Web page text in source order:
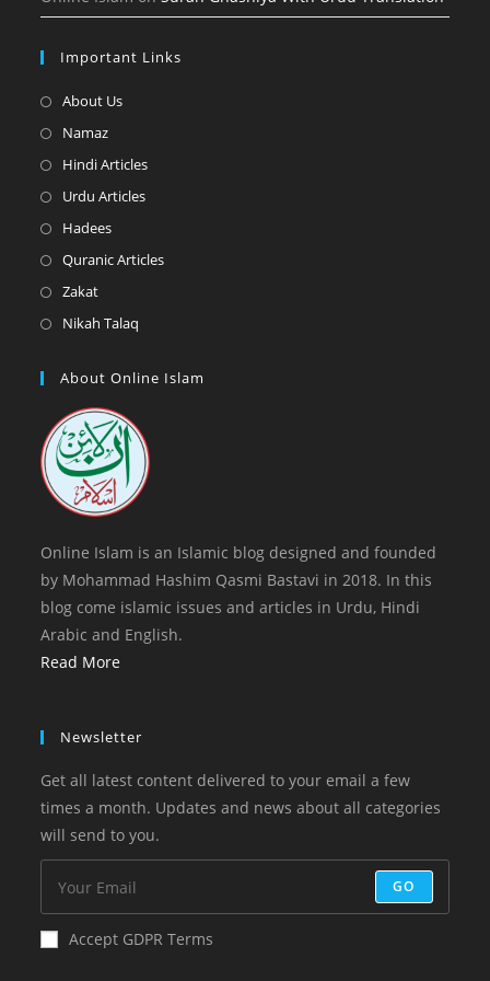
Important Links
About UsOpens
a
tab
NamazOpens
in
tab
Hindi ArticlesOpens
tab
Urdu ArticlesOpens
a
HadeesOpens
in
tab
Quranic ArticlesOpens
tab
ZakatOpens
in
new
Nikah Talaq
a
tab
About Online Islam
Online Islam is an Islamic blog designed and founded
by Mohammad Hashim Qasmi Bastavi in 2018. In this
blog come islamic issues and articles in Urdu, Hindi
Arabic and English.
Read More
Newsletter
Get all latest content delivered to your email a few
times a month. Updates and news about all categories
will send to you.
GO
Accept GDPR Terms